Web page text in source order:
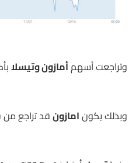
وتراجعت أسهمأمازون وتيسلا
وبذلك يكونامازونقد تراجع من